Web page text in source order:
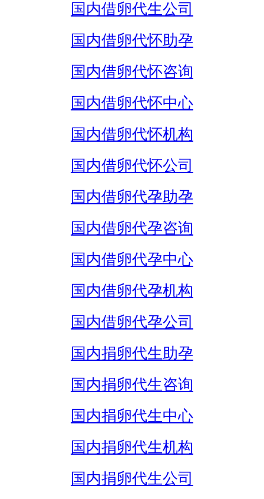
国内借卵代生公司
国内借卵代怀助孕
国内借卵代怀咨询
国内借卵代怀中心
国内借卵代怀机构
国内借卵代怀公司
国内借卵代孕助孕
国内借卵代孕咨询
国内借卵代孕中心
国内借卵代孕机构
国内借卵代孕公司
国内捐卵代生助孕
国内捐卵代生咨询
国内捐卵代生中心
国内捐卵代生机构
国内捐卵代生公司